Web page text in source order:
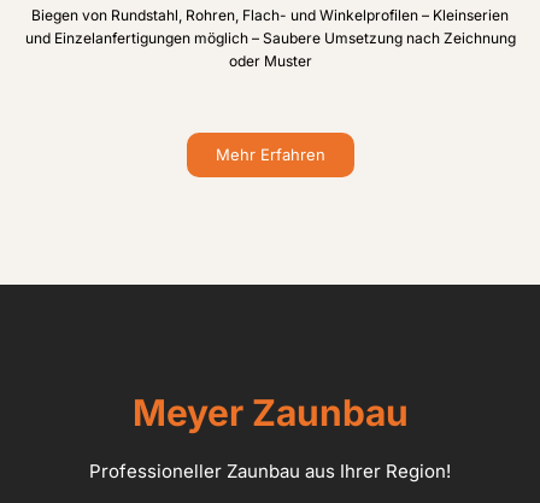
Biegen von Rundstahl, Rohren, Flach- und Winkelprofilen – Kleinserien
und Einzelanfertigungen möglich – Saubere Umsetzung nach Zeichnung
oder Muster
Mehr Erfahren
Meyer Zaunbau
Professioneller Zaunbau aus Ihrer Region!